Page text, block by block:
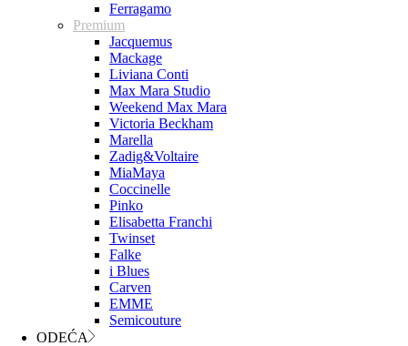
Ferragamo
Premium
Jacquemus
Mackage
Liviana Conti
Max Mara Studio
Weekend Max Mara
Victoria Beckham
Marella
Zadig&Voltaire
MiaMaya
Coccinelle
Pinko
Elisabetta Franchi
Twinset
Falke
i Blues
Carven
EMME
Semicouture
ODEĆA